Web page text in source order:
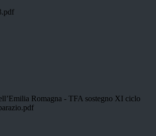
Romagna - TFA sostegno XI ciclo